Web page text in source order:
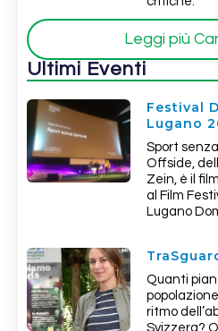
Leggi più
Ultimi Eventi
Festival
Lugano
Sport
Offside,
Zein, è il
al Film
Lugano
Quanti
ritmo
Svizzera?